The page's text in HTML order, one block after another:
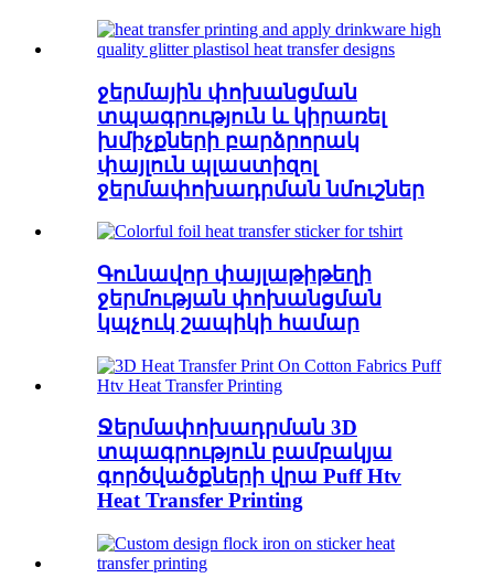
ջերմային փոխանցման
տպագրություն և կիրառել
խմիչքների բարձրորակ
փայլուն պլաստիզոլ
ջերմափոխադրման նմուշներ
Գունավոր փայլաթիթեղի
ջերմության փոխանցման
կպչուկ շապիկի համար
Ջերմափոխադրման 3D
տպագրություն բամբակյա
գործվածքների վրա Puff Htv
Heat Transfer Printing